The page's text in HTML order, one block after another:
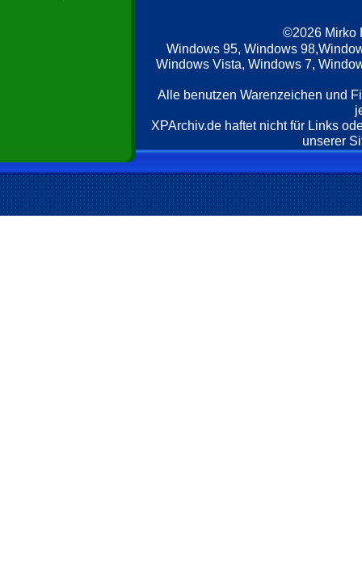
©2026 Mirko
Windows 95, Windows
Windows Vista, Windows 7,
Alle benutzen Warenzeichen und
XPArchiv.de haftet nicht für Links
unserer